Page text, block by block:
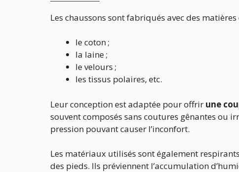
Les chaussons sont fabriqués avec des
le coton ;
la laine ;
le velours ;
les tissus polaires, etc.
Leur conception est adaptée pour offrir une
souvent composés sans coutures gênantes ou
pression pouvant causer l’inconfort.
Les matériaux utilisés sont également
des pieds. Ils préviennent l’accumulation